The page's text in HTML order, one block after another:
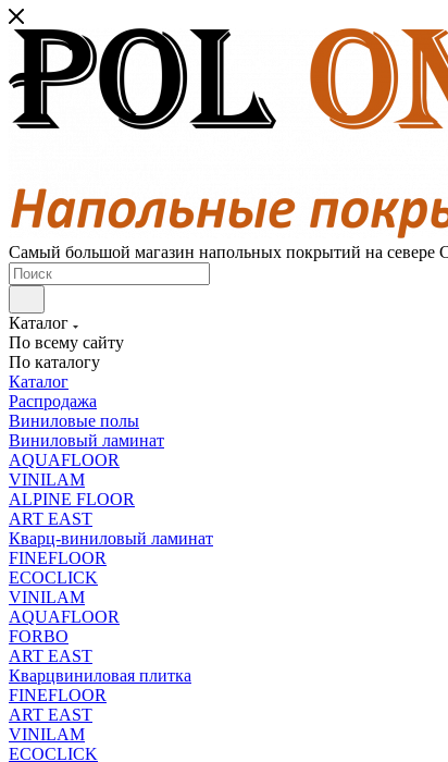
Самый большой магазин напольных покрытий на севере
Каталог
По всему сайту
По каталогу
Каталог
Распродажа
Виниловые полы
Виниловый ламинат
AQUAFLOOR
VINILAM
ALPINE FLOOR
ART EAST
Кварц-виниловый ламинат
FINEFLOOR
ECOCLICK
VINILAM
AQUAFLOOR
FORBO
ART EAST
Кварцвиниловая плитка
FINEFLOOR
ART EAST
VINILAM
ECOCLICK